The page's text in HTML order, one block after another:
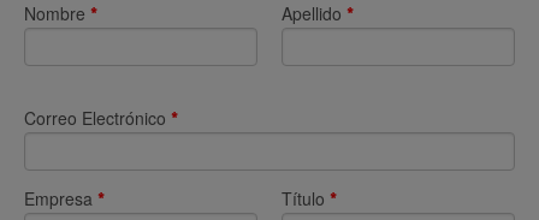
Nombre * Apellido *
Correo Electrónico *
Empresa * Título *